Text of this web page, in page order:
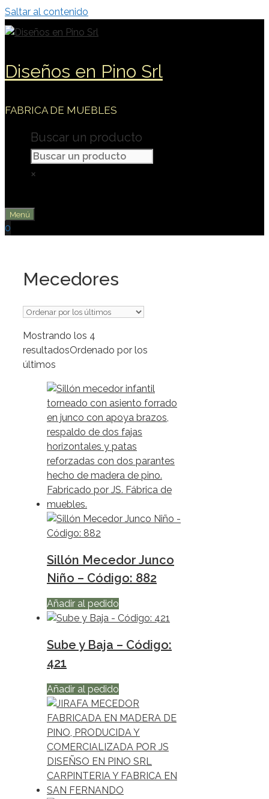
Saltar al contenido
Diseños en Pino Srl
FABRICA DE MUEBLES
Buscar un producto
×
Menú
0
Mecedores
Mostrando los 4
resultadosOrdenado por los
últimos
Sillón Mecedor Junco
Niño – Código: 882
Añadir al pedido
Sube y Baja – Código:
421
Añadir al pedido